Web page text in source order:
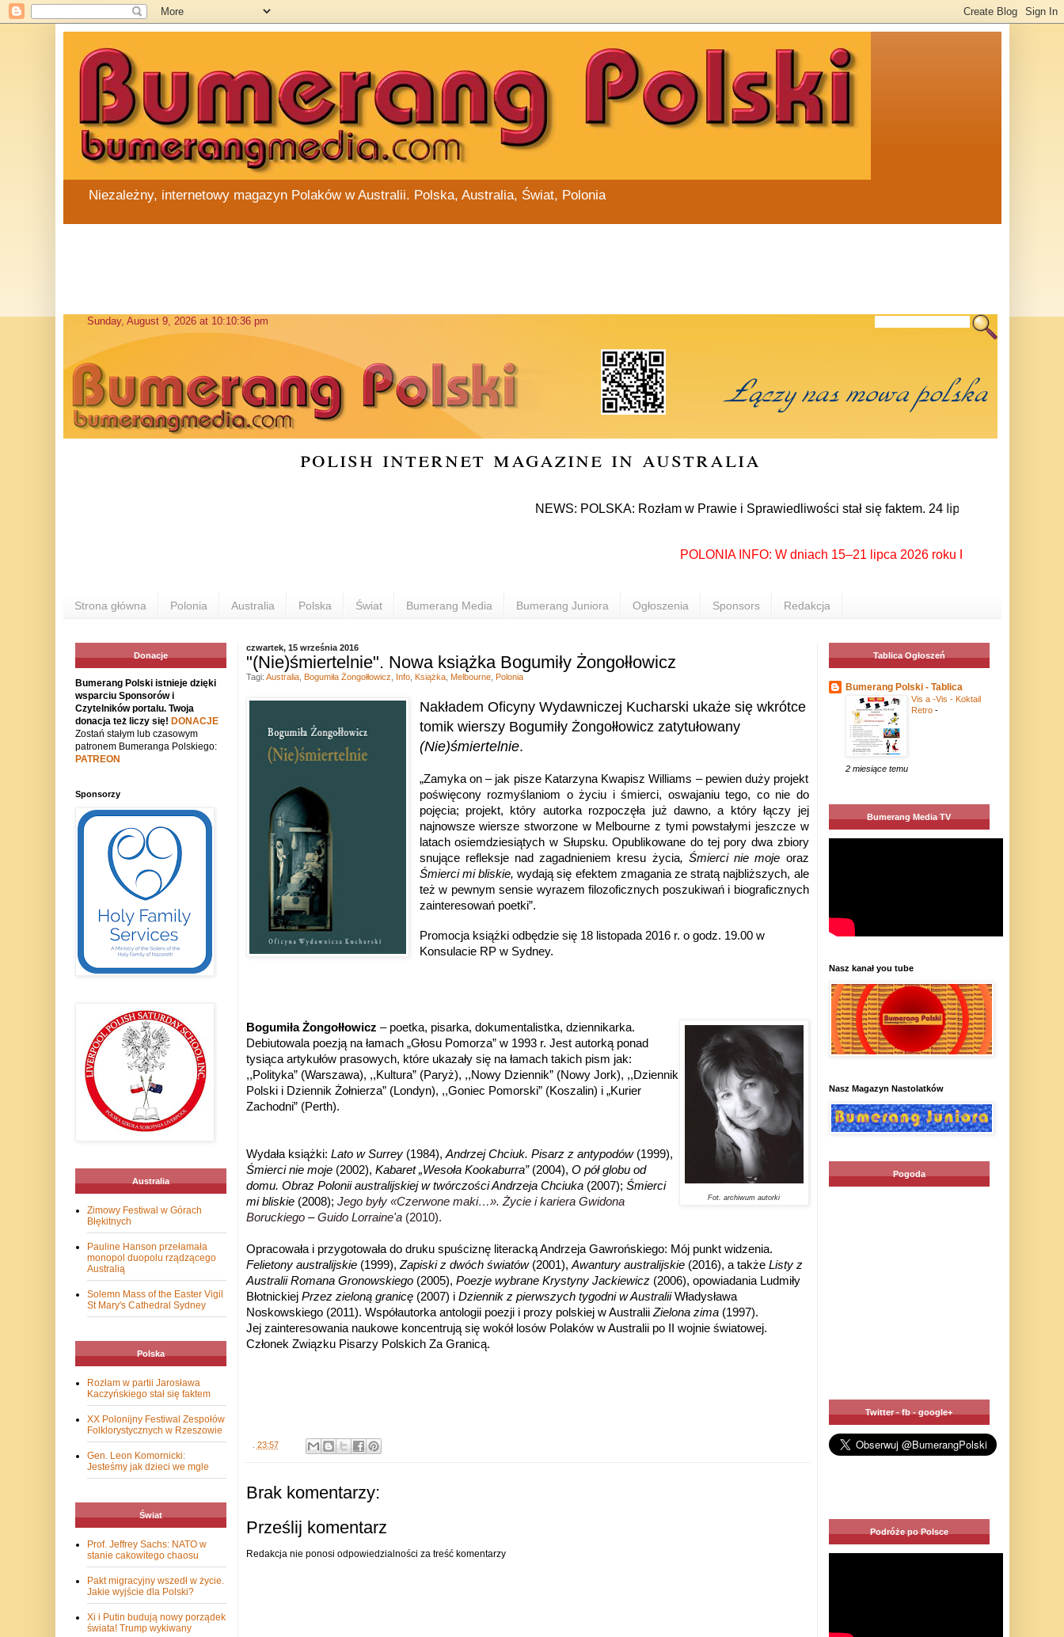
Niezależny, internetowy magazyn Polaków w Australii. Polska, Australia, Świat, Polonia
polish internet magazine in australia
NEWS: POLSKA: Rozłam w Prawie i Sprawiedliwości stał się faktem. 24 lipca prezes partii
POLONIA INFO: W dniach 15–21 lipca 2026 roku Rzeszów
Strona główna Polonia Australia Polska Świat Bumerang Media Bumerang Juniora Ogłoszenia Sponsors Redakcja
czwartek, 15 września 2016
"(Nie)śmiertelnie". Nowa książka Bogumiły Żongołłowicz
Nakładem Oficyny Wydawniczej Kucharski ukaże się wkrótce
tomik wierszy Bogumiły Żongołłowicz zatytułowany
(Nie)śmiertelnie.
„Zamyka on – jak pisze Katarzyna Kwapisz Williams – pewien duży projekt
poświęcony rozmyślaniom o życiu i śmierci, oswajaniu tego, co nie do
pojęcia; projekt, który autorka rozpoczęła już dawno, a który łączy jej
najnowsze wiersze stworzone w Melbourne z tymi powstałymi jeszcze w
latach osiemdziesiątych w Słupsku. Opublikowane do tej pory dwa zbiory
snujące refleksje nad zagadnieniem kresu życia, Śmierci nie moje oraz
Śmierci mi bliskie, wydają się efektem zmagania ze stratą najbliższych, ale
też w pewnym sensie wyrazem filozoficznych poszukiwań i biograficznych
zainteresowań poetki”.
Promocja książki odbędzie się 18 listopada 2016 r. o godz. 19.00 w
Konsulacie RP w Sydney.
Fot. archiwum autorki
Bogumiła Żongołłowicz – poetka, pisarka, dokumentalistka, dziennikarka.
Debiutowala poezją na łamach „Głosu Pomorza” w 1993 r. Jest autorką ponad
tysiąca artykułów prasowych, które ukazały się na łamach takich pism jak:
,,Polityka” (Warszawa), ,,Kultura” (Paryż), ,,Nowy Dziennik” (Nowy Jork), ,,Dziennik
Polski i Dziennik Żołnierza” (Londyn), ,,Goniec Pomorski” (Koszalin) i „Kurier
Zachodni” (Perth).
Wydała książki: Lato w Surrey(1984),Andrzej Chciuk. Pisarz z antypodów(1999),
Śmierci nie moje(2002), Kabaret „Wesoła Kookaburra”(2004), O pół globu od
domu. Obraz Polonii australijskiej w twórczości Andrzeja Chciuka(2007); Śmierci
mi bliskie(2008); Jego były «Czerwone maki…». Życie i kariera Gwidona
Boruckiego –Guido Lorraine'a(2010).
Opracowała i przygotowała do druku spuściznę literacką Andrzeja Gawrońskiego: Mój punkt widzenia.
Felietony australijskie(1999),Zapiski z dwóch światów(2001),Awantury australijskie(2016), a także Listy z
Australii Romana Gronowskiego(2005), Poezje wybrane Krystyny Jackiewicz(2006), opowiadania Ludmiły
Błotnickiej Przez zieloną granicę(2007) i Dziennik z pierwszych tygodni w AustraliiWładysława
Noskowskiego (2011). Współautorka antologii poezji i prozy polskiej w AustraliiZielona zima(1997).
Jej zainteresowania naukowe koncentrują się wokół losów Polaków w Australii po II wojnie światowej.
Członek Związku Pisarzy Polskich Za Granicą.
. 23:57
Tagi: Australia, Bogumiła Żongołłowicz Info, Książka, Melbourne, Polonia
Brak komentarzy:
Prześlij komentarz
Redakcja nie ponosi odpowiedzialności za treść komentarzy
Donacje
Bumerang Polski istnieje dzięki
wsparciu Sponsorów i
Czytelników portalu. Twoja
donacja też liczy się! DONACJE
Zostań stałym lub czasowym
patronem Bumeranga Polskiego:
PATREON
Sponsorzy
Australia
Zimowy Festiwal w Górach
Błękitnych
Pauline Hanson przełamała
monopol duopolu rządzącego
Australią
Solemn Mass of the Easter Vigil
St Mary's Cathedral Sydney
Polska
Rozłam w partii Jarosława
Kaczyńskiego stał się faktem
XX Polonijny Festiwal Zespołów
Folklorystycznych w Rzeszowie
Gen. Leon Komornicki:
Jesteśmy jak dzieci we mgle
Świat
Prof. Jeffrey Sachs: NATO w
stanie cakowitego chaosu
Pakt migracyjny wszedł w życie.
Jakie wyjście dla Polski?
Xi i Putin budują nowy porządek
świata! Trump wykiwany
Tablica Ogłoszeń
Bumerang Polski - Tablica
Vis a -Vis - Koktail
Retro -
2 miesiące temu
Bumerang Media TV
Nasz kanał you tube
Nasz Magazyn Nastolatków
Pogoda
Twitter - fb - google+
Podróże po Polsce